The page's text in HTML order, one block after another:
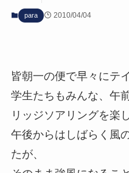
para 2010/04/04
皆朝一の便で早々にテ
学生たちもみんな、午
リッジソアリングを楽
午後からはしばらく風
たが、